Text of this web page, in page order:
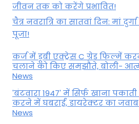
जीवन तक को करेंगे प्रभावित!
चैत्र नवरात्रि का सातवां दिन: मां
पूजा!
कर्ज में डूबी एक्ट्रेस C ग्रेड फिल्में
चलाने को किए समझौते, बोली-
News
'बंटवारा 1947' में सिर्फ खाना पकाती
करने में घबराईं, डायरेक्टर का
News